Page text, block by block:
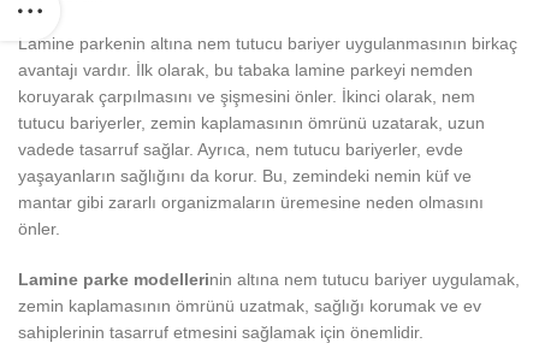
Lamine parkenin altına nem tutucu bariyer uygulanmasının birkaç
avantajı vardır. İlk olarak, bu tabaka lamine parkeyi nemden
koruyarak çarpılmasını ve şişmesini önler. İkinci olarak, nem
tutucu bariyerler, zemin kaplamasının ömrünü uzatarak, uzun
vadede tasarruf sağlar. Ayrıca, nem tutucu bariyerler, evde
yaşayanların sağlığını da korur. Bu, zemindeki nemin küf ve
mantar gibi zararlı organizmaların üremesine neden olmasını
önler.
Lamine parke modellerinin altına nem tutucu bariyer uygulamak,
zemin kaplamasının ömrünü uzatmak, sağlığı korumak ve ev
sahiplerinin tasarruf etmesini sağlamak için önemlidir.